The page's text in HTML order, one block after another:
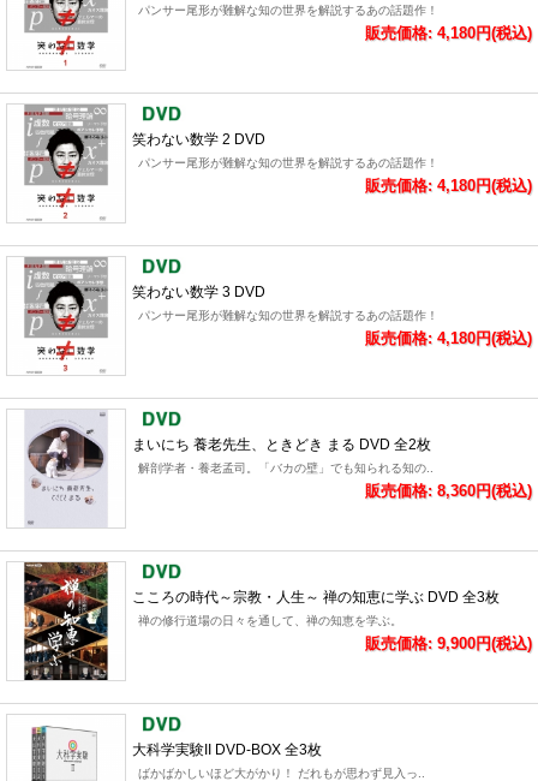
パンサー尾形が難解な知の世界を解説するあの話題作！
販売価格: 4,180円(税込)
笑わない数学 2 DVD
パンサー尾形が難解な知の世界を解説するあの話題作！
販売価格: 4,180円(税込)
笑わない数学 3 DVD
パンサー尾形が難解な知の世界を解説するあの話題作！
販売価格: 4,180円(税込)
まいにち 養老先生、ときどき まる DVD 全2枚
解剖学者・養老孟司。「バカの壁」でも知られる知の..
販売価格: 8,360円(税込)
こころの時代～宗教・人生～ 禅の知恵に学ぶ DVD 全3枚
禅の修行道場の日々を通して、禅の知恵を学ぶ。
販売価格: 9,900円(税込)
大科学実験II DVD-BOX 全3枚
ばかばかしいほど大がかり！ だれもが思わず見入っ..